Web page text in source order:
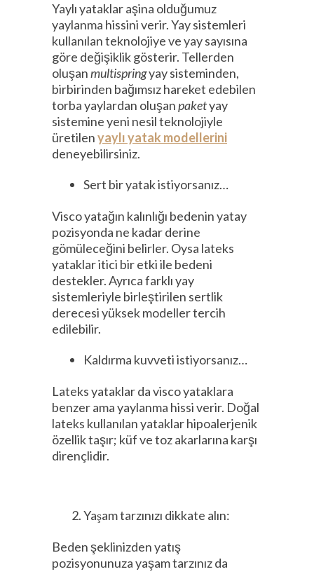
Yaylı yataklar aşina olduğumuz
yaylanma hissini verir. Yay sistemleri
kullanılan teknolojiye ve yay sayısına
göre değişiklik gösterir. Tellerden
oluşanmultispringyay sisteminden,
birbirinden bağımsız hareket edebilen
torba yaylardan oluşanpaketyay
sistemine yeni nesil teknolojiyle
üretilenyaylı yatak modellerini
deneyebilirsiniz.
Sert bir yatak istiyorsanız…
Visco yatağın kalınlığı bedenin yatay
pozisyonda ne kadar derine
gömüleceğini belirler. Oysa lateks
yataklar itici bir etki ile bedeni
destekler. Ayrıca farklı yay
sistemleriyle birleştirilen sertlik
derecesi yüksek modeller tercih
edilebilir.
Kaldırma kuvveti istiyorsanız…
Lateks yataklar da visco yataklara
benzer ama yaylanma hissi verir. Doğal
lateks kullanılan yataklar hipoalerjenik
özellik taşır; küf ve toz akarlarına karşı
dirençlidir.
Yaşam tarzınızı dikkate alın:
Beden şeklinizden yatış
pozisyonunuza yaşam tarzınız da